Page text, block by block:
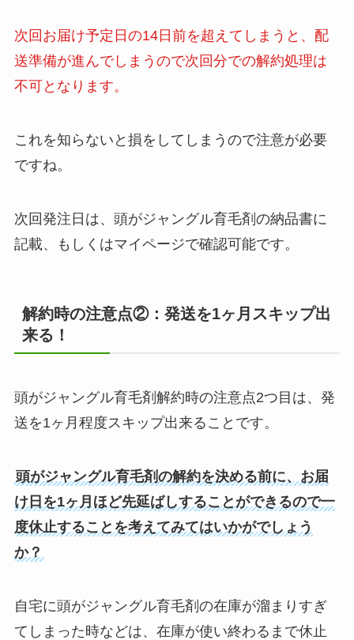
次回お届け予定日の14日前を超えてしまうと、配
送準備が進んでしまうので次回分での解約処理は
不可となります。
これを知らないと損をしてしまうので注意が必要
ですね。
次回発注日は、頭がジャングル育毛剤の納品書に
記載、もしくはマイページで確認可能です。
解約時の注意点②：発送を1ヶ月スキップ出
来る！
頭がジャングル育毛剤解約時の注意点2つ目は、発
送を1ヶ月程度スキップ出来ることです。
頭がジャングル育毛剤の解約を決める前に、お届
け日を1ヶ月ほど先延ばしすることができるので一
度休止することを考えてみてはいかがでしょう
か？
自宅に頭がジャングル育毛剤の在庫が溜まりすぎ
てしまった時などは、在庫が使い終わるまで休止